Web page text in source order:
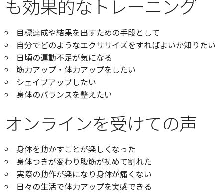
も効果的なトレーニング
目標達成や結果を出すための手段として
自分でどのようなエクササイズをすればよいか知りたい
日頃の運動不足が気になる
筋力アップ・体力アップをしたい
シェイプアップしたい
身体のバランスを整えたい
オンラインを受けての声
身体を動かすことが楽しくなった
身体つきが変わり腹筋が初めて割れた
実際の動作が楽になり身体が痛くない
日々の生活で体力アップを実感できる